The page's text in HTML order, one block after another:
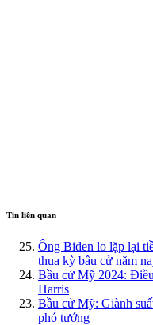
Tin liên quan
Ông Biden lo lặp lại
thua kỳ bầu cử năm
Bầu cử Mỹ 2024:
Harris
Bầu cử Mỹ: Giành
phó tướng